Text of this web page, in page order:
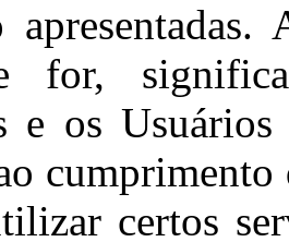
for,
e os
cumprimento
certos